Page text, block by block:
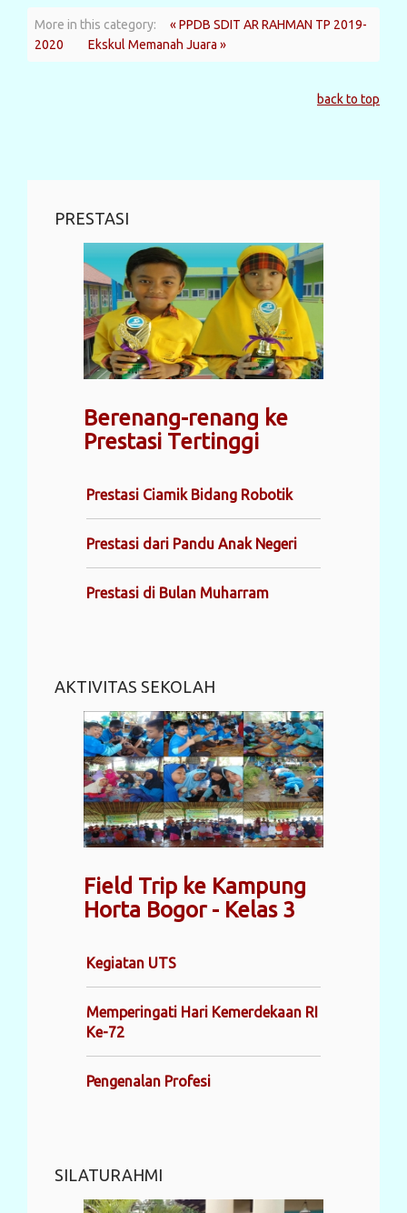
More in this category:
« PPDB SDIT AR RAHMAN TP 2019-
2020
Ekskul Memanah Juara »
back to top
PRESTASI
Berenang-renang ke
Prestasi Tertinggi
Prestasi Ciamik Bidang Robotik
Prestasi dari Pandu Anak Negeri
Prestasi di Bulan Muharram
AKTIVITAS SEKOLAH
Field Trip ke Kampung
Horta Bogor - Kelas 3
Kegiatan UTS
Memperingati Hari Kemerdekaan RI
Ke-72
Pengenalan Profesi
SILATURAHMI